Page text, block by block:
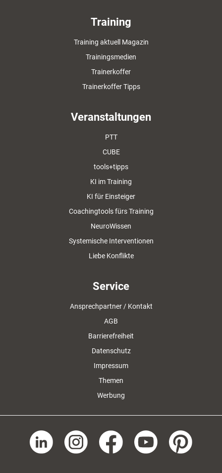
Training
Training aktuell Magazin
Trainingsmedien
Trainerkoffer
Trainerkoffer Tipps
Veranstaltungen
PTT
CUBE
tools+tipps
KI im Training
KI für Einsteiger
Coachingtools fürs Training
NeuroWissen
Systemische Interventionen
Liebe Konflikte
Service
Ansprechpartner / Kontakt
AGB
Barrierefreiheit
Datenschutz
Impressum
Themen
Werbung